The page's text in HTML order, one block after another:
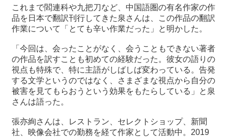
プ
これまで閻連科や九把刀など、中国語圏の有名作家の作
品を日本で翻訳刊行してきた泉さんは、この作品の翻訳
作業について「とても辛い作業だった」と明かした。
「今回は、会ったことがなく、会うこともできない著者
の作品を訳すことも初めての経験だった。彼女の語りの
視点も特殊で、特に主語がしばしば変わっている。告発
する文学というのではなく、さまざまな視点から自分の
被害を見てもらおうという効果をもたらしている」と泉
さんは語った。
張亦絢さんは、レストラン、セレクトショップ、新聞
社、映像会社での勤務を経て作家として活動中。2019